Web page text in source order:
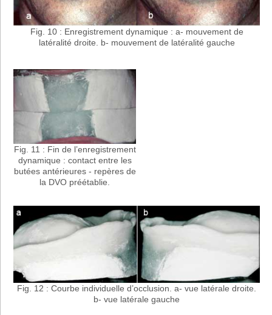
Fig. 10 : Enregistrement dynamique : a- mouvement de
latéralité droite. b- mouvement de latéralité gauche
Fig. 11 : Fin de l’enregistrement
dynamique : contact entre les
butées antérieures - repères de
la DVO préétablie.
Fig. 12 : Courbe individuelle d’occlusion. a- vue latérale droite.
b- vue latérale gauche